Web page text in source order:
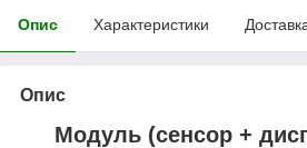
Опис Характеристики
Опис
Модуль (сенсор +